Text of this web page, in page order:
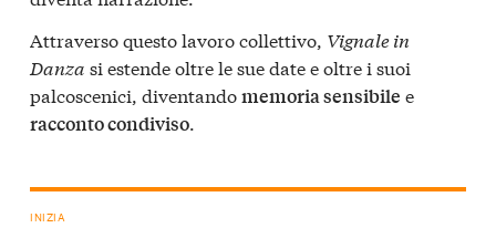
Attraverso questo lavoro collettivo, Vignale in
Danza si estende oltre le sue date e oltre i suoi
palcoscenici, diventandomemoria sensibile e
racconto condiviso.
INIZIA